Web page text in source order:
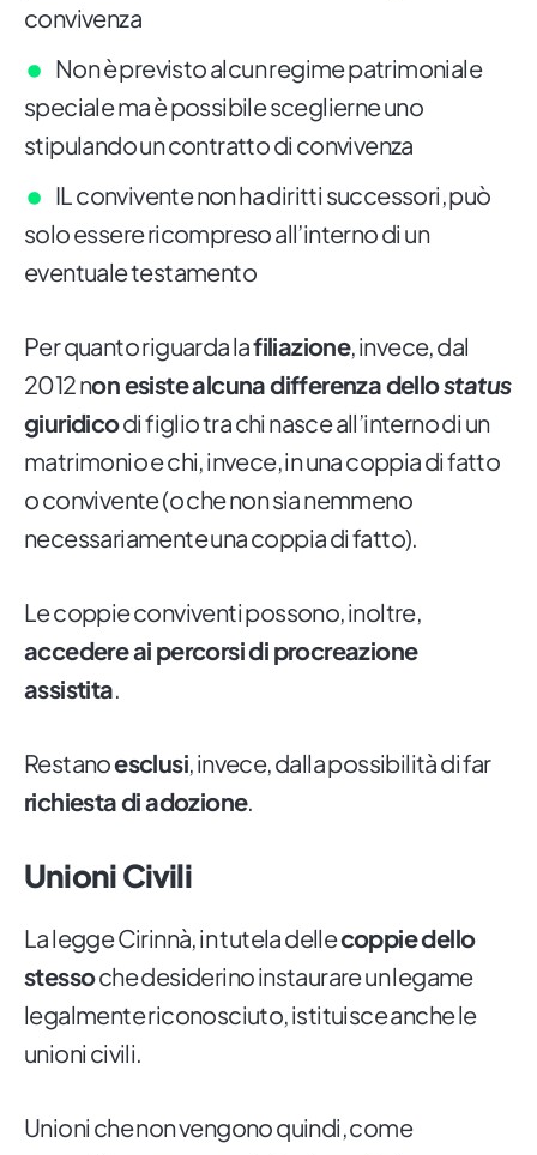
convivenza
Non è previsto alcun regime patrimoniale
speciale ma è possibile sceglierne uno
stipulando un contratto di convivenza
IL convivente non ha diritti successori, può
solo essere ricompreso all’interno di un
eventuale testamento
Per quanto riguarda lafiliazione, invece, dal
2012 non esiste alcuna differenza dellostatus
giuridicodi figlio tra chi nasce all’interno di un
matrimonio e chi, invece, in una coppia di fatto
o convivente (o che non sia nemmeno
necessariamente una coppia di fatto).
Le coppie conviventi possono, inoltre,
accedere ai percorsi di procreazione
assistita.
Restanoesclusi, invece, dalla possibilità di far
richiesta di adozione.
Unioni Civili
La legge Cirinnà, in tutela dellecoppie dello
stessoche desiderino instaurare un legame
legalmente riconosciuto, istituisce anche le
unioni civili.
Unioni che non vengono quindi, come